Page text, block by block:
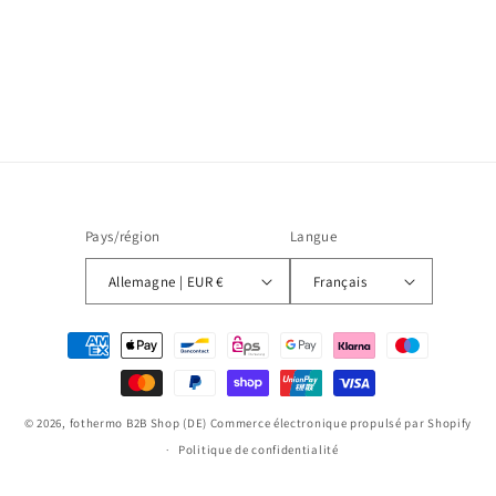
Pays/région
Allemagne | EUR €
Langue
Français
Moyens
© 2026, fothermo B2B Shop (DE) Commerce électronique propulsé par Shopify
Politique de confidentialité